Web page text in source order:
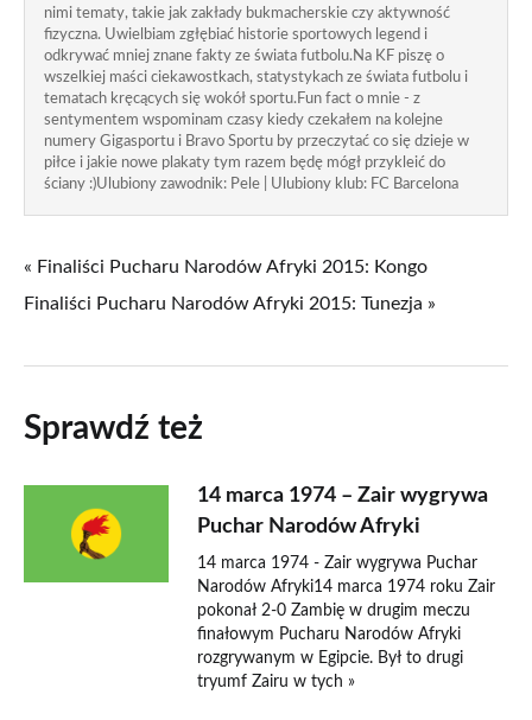
nimi tematy, takie jak zakłady bukmacherskie czy aktywność
fizyczna. Uwielbiam zgłębiać historie sportowych legend i
odkrywać mniej znane fakty ze świata futbolu.Na KF piszę o
wszelkiej maści ciekawostkach, statystykach ze świata futbolu i
tematach kręcących się wokół sportu.Fun fact o mnie - z
sentymentem wspominam czasy kiedy czekałem na kolejne
numery Gigasportu i Bravo Sportu by przeczytać co się dzieje w
piłce i jakie nowe plakaty tym razem będę mógł przykleić do
ściany :)Ulubiony zawodnik: Pele | Ulubiony klub: FC Barcelona
« Finaliści Pucharu Narodów Afryki 2015: Kongo
Finaliści Pucharu Narodów Afryki 2015: Tunezja »
Sprawdź też
14 marca 1974 – Zair wygrywa
Puchar Narodów Afryki
14 marca 1974 - Zair wygrywa Puchar
Narodów Afryki14 marca 1974 roku Zair
pokonał 2-0 Zambię w drugim meczu
finałowym Pucharu Narodów Afryki
rozgrywanym w Egipcie. Był to drugi
tryumf Zairu w tych »